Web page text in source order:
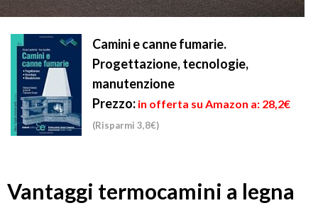
Camini e canne fumarie.
Progettazione, tecnologie,
manutenzione
Prezzo: in offerta su Amazon a: 28,2€
(Risparmi 3,8€)
Vantaggi termocamini a legna